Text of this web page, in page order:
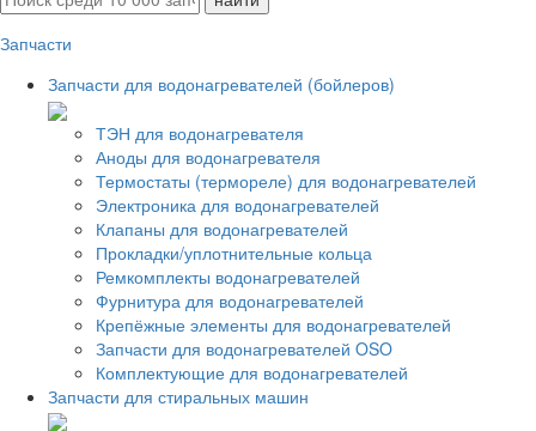
Запчасти
Запчасти для водонагревателей (бойлеров)
ТЭН для водонагревателя
Аноды для водонагревателя
Термостаты (термореле) для водонагревателей
Электроника для водонагревателей
Клапаны для водонагревателей
Прокладки/уплотнительные кольца
Ремкомплекты водонагревателей
Фурнитура для водонагревателей
Крепёжные элементы для водонагревателей
Запчасти для водонагревателей OSO
Комплектующие для водонагревателей
Запчасти для стиральных машин